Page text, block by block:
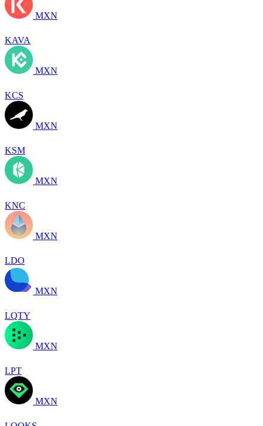
MXN
KAVA
MXN
KCS
MXN
KSM
MXN
KNC
MXN
LDO
MXN
LQTY
MXN
LPT
MXN